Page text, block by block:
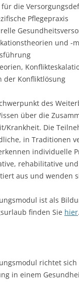
für die
Pflegepraxis
und -
der Konfliktlösung
des
über die
Krankheit. Die
in Traditionen
individuelle
rehabilitative
aus und wenden
ist als
finden Sie hier.
richtet
in einem